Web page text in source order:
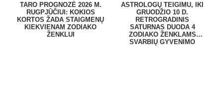
TARO PROGNOZĖ 2026 M.
RUGPJŪČIUI: KOKIOS
KORTOS ŽADA STAIGMENŲ
KIEKVIENAM ZODIAKO
ŽENKLUI
ASTROLOGŲ TEIGIMU, IKI
GRUODŽIO 10 D.
RETROGRADINIS
SATURNAS DUODA 4
ZODIAKO ŽENKLAMS
SVARBIŲ GYVENIMO